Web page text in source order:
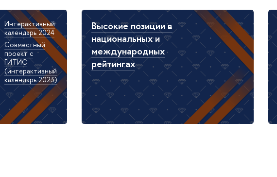
Интерактивный
календарь 2024
Совместный
проект с
ГИТИС
(интерактивный
календарь 2023)
Высокие позиции в
национальных и
международных
рейтингах